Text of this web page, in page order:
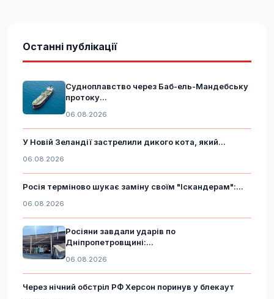
Останні публікації
Судноплавство через Баб-ель-Мандебську
протоку...
06.08.2026
У Новій Зеландії застрелили дикого кота, який...
06.08.2026
Росія терміново шукає заміну своїм "Іскандерам":...
06.08.2026
Росіяни завдали ударів по
Дніпропетровщині:...
06.08.2026
Через нічний обстріл РФ Херсон поринув у блекаут